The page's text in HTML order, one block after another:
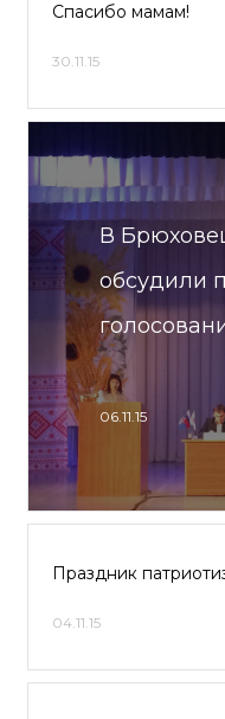
Спасибо мамам!
30.11.15
В
обсудили
06.11.15
Праздник
04.11.15